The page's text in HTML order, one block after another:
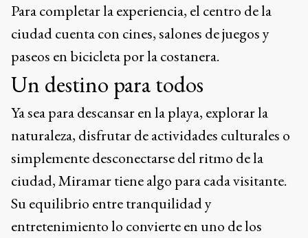
Para completar la experiencia, el centro de la
ciudad cuenta con cines, salones de juegos y
paseos en bicicleta por la costanera.
Un destino para todos
Ya sea para descansar en la playa, explorar la
naturaleza, disfrutar de actividades culturales o
simplemente desconectarse del ritmo de la
ciudad, Miramar tiene algo para cada visitante.
Su equilibrio entre tranquilidad y
entretenimiento lo convierte en uno de los